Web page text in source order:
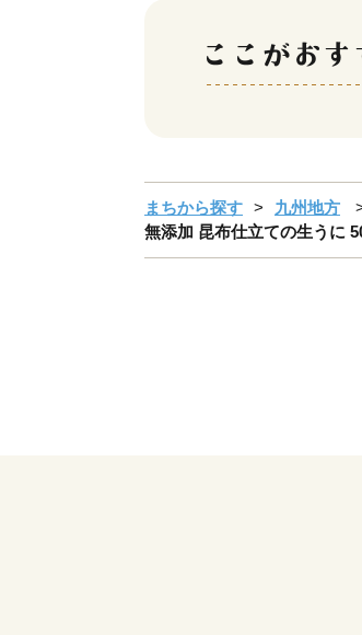
まちから探す 九州地方
無添加 昆布仕立ての生うに